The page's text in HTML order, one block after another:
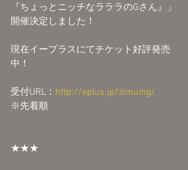
『ちょっとニッチなラララのGさん』」
開催決定しました！
現在イープラスにてチケット好評発売
中！
受付URL： http://eplus.jp/zimuing/
※先着順
★★★